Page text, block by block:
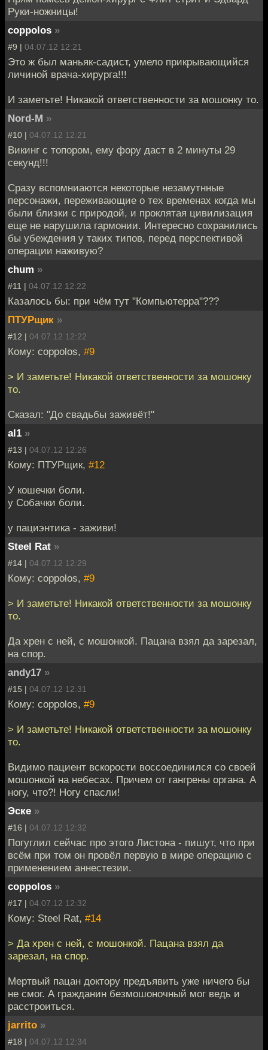
Руки-ножницы!
coppolos »
#9 | 04.07.12 12:21
Это ж был маньяк-садист, умело прикрывающийся
личиной врача-хирурга!!!
И заметьте! Никакой ответственности за мошонку то.
Nord-M »
#10 | 04.07.12 12:21
Викинг с топором, ему фору даст в 2 минуты 29
секунд!!!
Сразу вспомниаются некоторые незамутнные
персонажи, переживающие о тех временах когда мы
были близки с природой, и проклятая цивилизация
еще не нарушила гармонии. Интересно сохранились
бы убеждения у таких типов, перед перспективой
операции наживую?
chum »
#11 | 04.07.12 12:22
Казалось бы: при чём тут "Компьютерра"???
ПТУРщик »
#12 | 04.07.12 12:22
Кому: coppolos, #9
> И заметьте! Никакой ответственности за мошонку
то.
Сказал: "До свадьбы заживёт!"
al1 »
#13 | 04.07.12 12:26
Кому: ПТУРщик, #12
У кошечки боли.
у Собачки боли.
у пациэнтика - заживи!
Steel Rat »
#14 | 04.07.12 12:29
Кому: coppolos, #9
> И заметьте! Никакой ответственности за мошонку
то.
Да хрен с ней, с мошонкой. Пацана взял да зарезал,
на спор.
andy17 »
#15 | 04.07.12 12:31
Кому: coppolos, #9
> И заметьте! Никакой ответственности за мошонку
то.
Видимо пациент вскорости воссоединился со своей
мошонкой на небесах. Причем от гангрены органа. А
ногу, что?! Ногу спасли!
Эске »
#16 | 04.07.12 12:32
Погуглил сейчас про этого Листона - пишут, что при
всём при том он провёл первую в мире операцию с
применением аннестезии.
coppolos »
#17 | 04.07.12 12:32
Кому: Steel Rat, #14
> Да хрен с ней, с мошонкой. Пацана взял да
зарезал, на спор.
Мертвый пацан доктору предъявить уже ничего бы
не смог. А гражданин безмошоночный мог ведь и
расстроиться.
jarrito »
#18 | 04.07.12 12:34